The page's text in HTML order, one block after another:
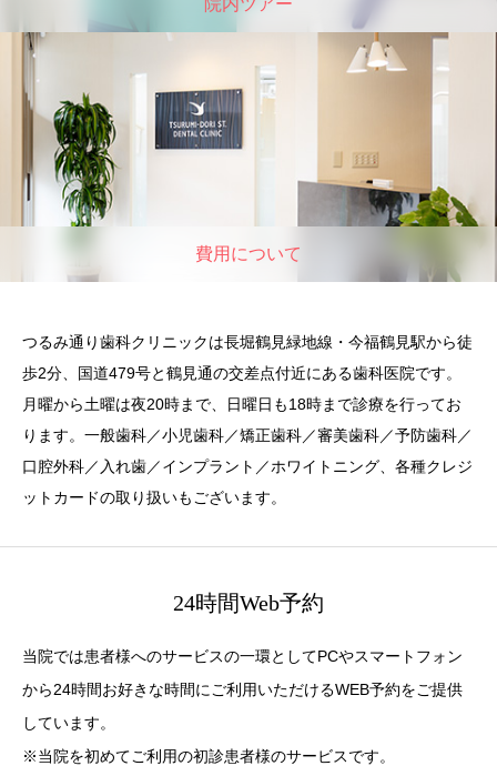
院内ツアー
費用について
つるみ通り歯科クリニックは長堀鶴見緑地線・今福鶴見駅から徒
歩2分、国道479号と鶴見通の交差点付近にある歯科医院です。
月曜から土曜は夜20時まで、日曜日も18時まで診療を行ってお
ります。一般歯科／小児歯科／矯正歯科／審美歯科／予防歯科／
口腔外科／入れ歯／インプラント／ホワイトニング、各種クレジ
ットカードの取り扱いもございます。
24時間Web予約
当院では患者様へのサービスの一環としてPCやスマートフォン
から24時間お好きな時間にご利用いただけるWEB予約をご提供
しています。
※当院を初めてご利用の初診患者様のサービスです。